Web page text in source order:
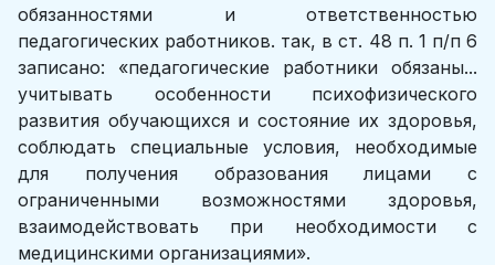
обязанностями и ответственно­стью
педагогических работников. так, в ст. 48 п. 1 п/п 6
записано: «педаго­гические работники обязаны...
учитывать особенности психофизического
развития обучающихся и состояние их здоровья,
соблюдать специальные условия, необходимые
для получения образования лицами с
ограниченными возможностями здоровья,
взаимодействовать при необходимости с
медицин­скими организациями».